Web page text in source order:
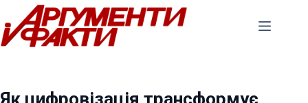
Перейти
до
вмісту
Як цифровізація трансформує